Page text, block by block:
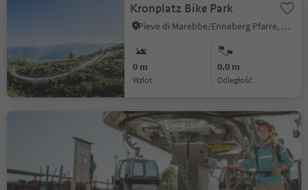
Kronplatz Bike Park
Pieve di Marebbe/Enneberg Pfarre, Al Plan/San Vigilio, Dolomites Region Kronplatz/Plan de Corones
0 m
Wzlot
0.0 m
odległość
3 - Country Enduro Trails
Resia/Reschen, Graun im Vinschgau/Curon Venosta, Vinschgau/Val Venosta
0 m 0.0 m